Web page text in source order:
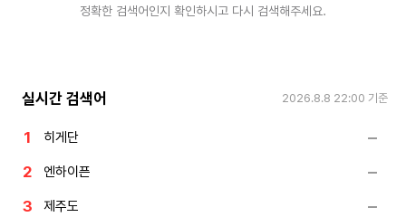
정확한 검색어인지 확인하시고 다시 검색해주세요.
실시간 검색어 2026.8.8 22:00 기준
히게단
엔하이픈
제주도